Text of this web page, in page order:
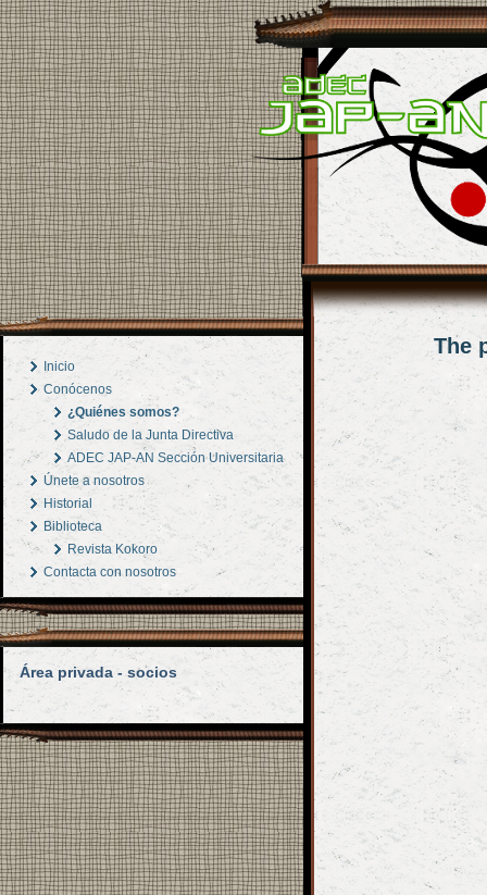
Inicio
Conócenos
¿Quiénes somos?
Saludo de la Junta Directiva
ADEC JAP-AN Sección Universitaria
Únete a nosotros
Historial
Biblioteca
Revista Kokoro
Contacta con nosotros
Área privada - socios
The